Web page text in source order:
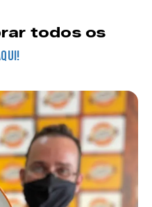
todos os